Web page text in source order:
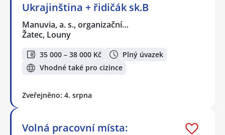
Ukrajinština + řidičák sk.B
Manuvia, a. s., organizační…
Žatec, Louny
35 000 – 38 000 Kč
Plný úvazek
Vhodné také pro cizince
Zveřejněno: 4. srpna
Volná pracovní místa: